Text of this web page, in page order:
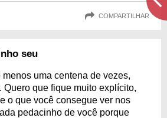
COMPARTILHAR
seu
uma centena de vezes,
Quero que fique muito explícito,
o que você consegue ver nos
pedacinho de você porque